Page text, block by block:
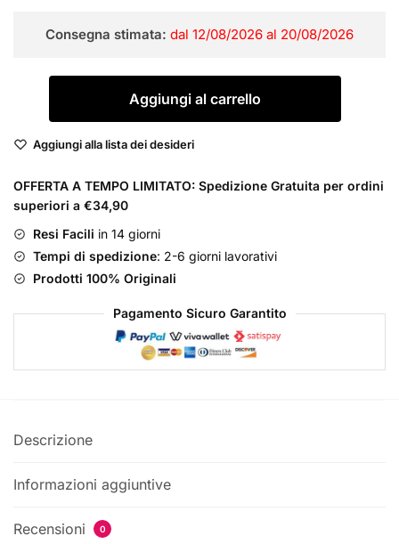
Consegna stimata: dal 12/08/2026 al 20/08/2026
Gabbana
Light
Pour
Homme
Cofanetto
Eau
de
75ml
+
EDT
quantità
Aggiungi al carrello
Aggiungi alla lista dei desideri
OFFERTA A TEMPO LIMITATO: Spedizione Gratuita per ordini
superiori a €34,90
Resi Facili in 14 giorni
Tempi di spedizione: 2-6 giorni lavorativi
Prodotti 100% Originali
Pagamento Sicuro Garantito
Descrizione
Informazioni aggiuntive
Recensioni 0